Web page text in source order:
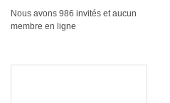
Nous avons 986 invités et aucun
membre en ligne